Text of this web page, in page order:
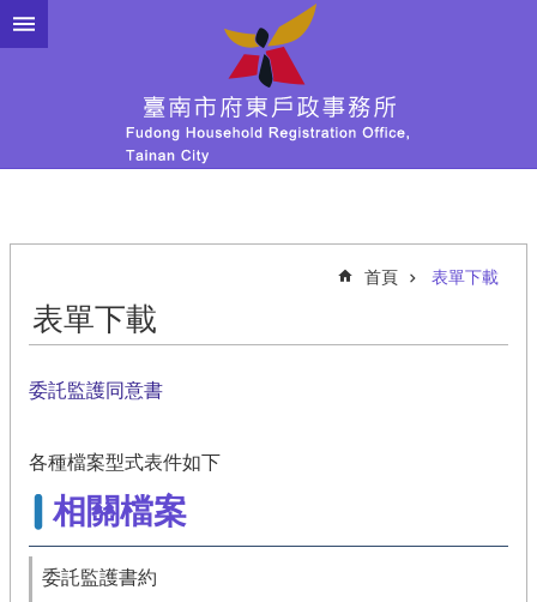
跳到主要內容區塊
首頁 表單下載
表單下載
委託監護同意書
各種檔案型式表件如下
相關檔案
委託監護書約